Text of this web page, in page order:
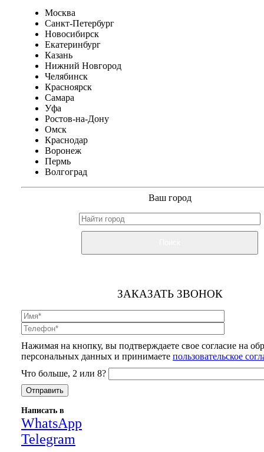
Москва
Санкт-Петербург
Новосибирск
Екатеринбург
Казань
Нижний Новгород
Челябинск
Красноярск
Самара
Уфа
Ростов-на-Дону
Омск
Краснодар
Воронеж
Пермь
Волгоград
Ваш город
ЗАКАЗАТЬ ЗВОНОК
Нажимая на кнопку, вы подтверждаете свое согласие на
персональных данных и принимаете пользовательское
Что больше, 2 или 8?
Написать в
WhatsApp
Telegram